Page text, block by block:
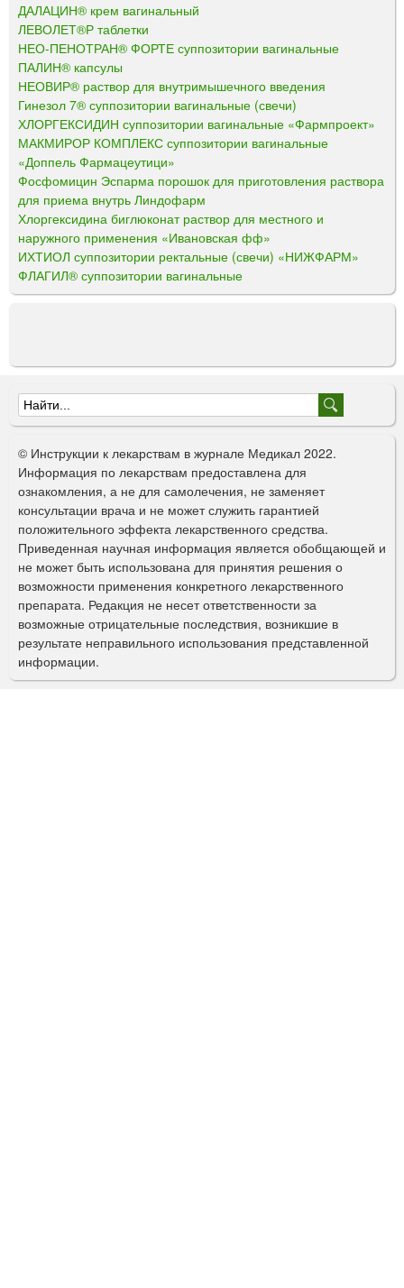
ДАЛАЦИН® крем вагинальный
ЛЕВОЛЕТ®Р таблетки
НЕО-ПЕНОТРАН® ФОРТЕ суппозитории вагинальные
ПАЛИН® капсулы
НЕОВИР® раствор для внутримышечного введения
Гинезол 7® суппозитории вагинальные (свечи)
ХЛОРГЕКСИДИН суппозитории вагинальные «Фармпроект»
МАКМИРОР КОМПЛЕКС суппозитории вагинальные
«Доппель Фармацеутици»
Фосфомицин Эспарма порошок для приготовления раствора
для приема внутрь Линдофарм
Хлоргексидина биглюконат раствор для местного и
наружного применения «Ивановская фф»
ИХТИОЛ суппозитории ректальные (свечи) «НИЖФАРМ»
ФЛАГИЛ® суппозитории вагинальные
Ф
о
р
м
а
п
о
и
с
к
© Инструкции к лекарствам в журнале Медикал 2022.
Информация по лекарствам предоставлена для
ознакомления, а не для самолечения, не заменяет
консультации врача и не может служить гарантией
положительного эффекта лекарственного средства.
Приведенная научная информация является обобщающей и
не может быть использована для принятия решения о
возможности применения конкретного лекарственного
препарата. Редакция не несет ответственности за
возможные отрицательные последствия, возникшие в
результате неправильного использования представленной
информации.